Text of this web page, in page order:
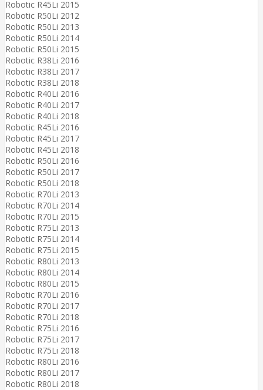
Robotic R45Li 2015
Robotic R50Li 2012
Robotic R50Li 2013
Robotic R50Li 2014
Robotic R50Li 2015
Robotic R38Li 2016
Robotic R38Li 2017
Robotic R38Li 2018
Robotic R40Li 2016
Robotic R40Li 2017
Robotic R40Li 2018
Robotic R45Li 2016
Robotic R45Li 2017
Robotic R45Li 2018
Robotic R50Li 2016
Robotic R50Li 2017
Robotic R50Li 2018
Robotic R70Li 2013
Robotic R70Li 2014
Robotic R70Li 2015
Robotic R75Li 2013
Robotic R75Li 2014
Robotic R75Li 2015
Robotic R80Li 2013
Robotic R80Li 2014
Robotic R80Li 2015
Robotic R70Li 2016
Robotic R70Li 2017
Robotic R70Li 2018
Robotic R75Li 2016
Robotic R75Li 2017
Robotic R75Li 2018
Robotic R80Li 2016
Robotic R80Li 2017
Robotic R80Li 2018